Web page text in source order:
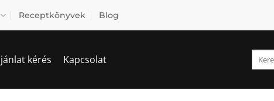
Receptkönyvek Blog
kérés Kapcsolat
Keresés